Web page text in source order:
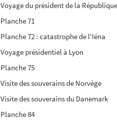
Voyage du président de la
Planche 71
Planche 72 : catastrophe de l'Iéna
Voyage présidentiel à Lyon
Planche 75
Visite des souverains de Norvège
Visite des souverains du Danemark
Planche 84